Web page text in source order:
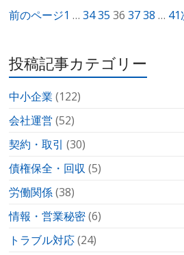
前のページ1 … 3435 36 37 38 … 41
投稿記事カテゴリー
中小企業 (122)
会社運営 (52)
契約・取引 (30)
債権保全・回収 (5)
労働関係(38)
情報・営業秘密(6)
トラブル対応(24)